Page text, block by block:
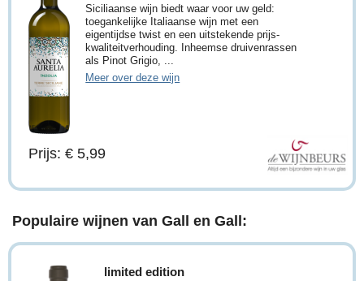
Siciliaanse wijn biedt waar voor uw geld:
toegankelijke Italiaanse wijn met een
eigentijdse twist en een uitstekende prijs-
kwaliteitverhouding. Inheemse druivenrassen
als Pinot Grigio, ...
Meer over deze wijn
Prijs: € 5,99
Populaire wijnen van Gall en Gall:
limited edition